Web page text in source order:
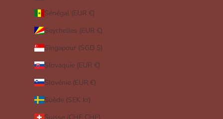
Sénégal (EUR €)
Seychelles (EUR €)
Singapour (SGD $)
Slovaquie (EUR €)
Slovénie (EUR €)
Suède (SEK kr)
Suisse (CHF CHF)